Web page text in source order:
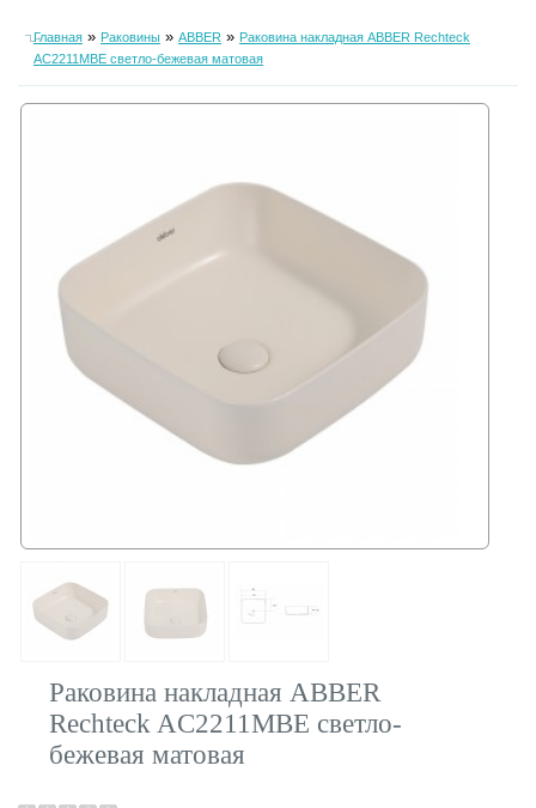
Главная» Раковины» ABBER» Раковина накладная ABBER Rechteck
AC2211MBE светло-бежевая матовая
Раковина накладная ABBER
Rechteck AC2211MBE светло-
бежевая матовая